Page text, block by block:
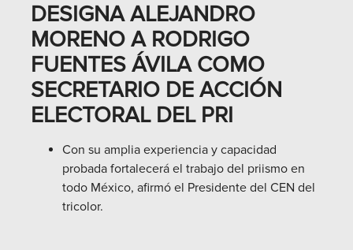
DESIGNA ALEJANDRO
MORENO A RODRIGO
FUENTES ÁVILA COMO
SECRETARIO DE ACCIÓN
ELECTORAL DEL PRI
Con su amplia experiencia y capacidad
probada fortalecerá el trabajo del priismo en
todo México, afirmó el Presidente del CEN del
tricolor.